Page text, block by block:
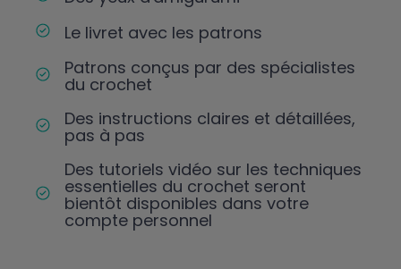
Le livret avec les patrons
Patrons conçus par des spécialistes
du crochet
Des instructions claires et détaillées,
pas à pas
Des tutoriels vidéo sur les techniques
essentielles du crochet seront
bientôt disponibles dans votre
compte personnel